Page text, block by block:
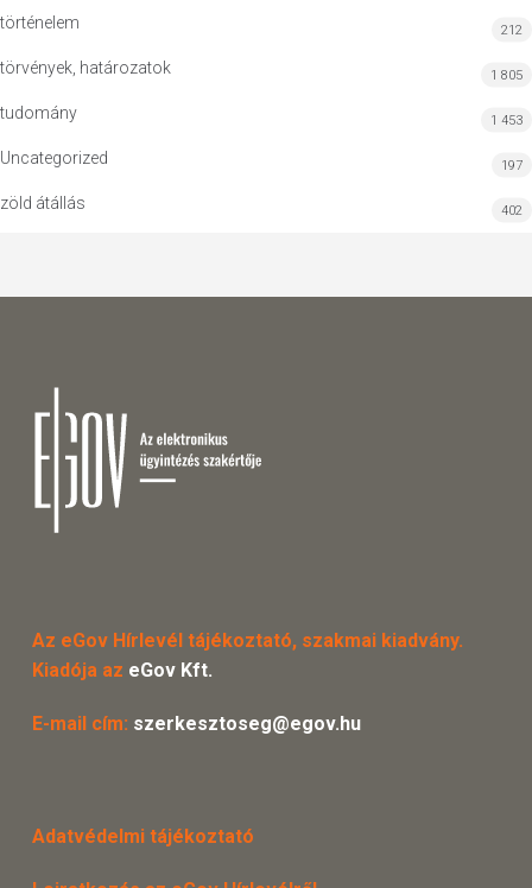
történelem 212
törvények, határozatok 1 805
tudomány 1 453
Uncategorized 197
zöld átállás 402
Az eGov Hírlevél tájékoztató, szakmai kiadvány.
Kiadója az eGov Kft.
E-mail cím: szerkesztoseg@egov.hu
Adatvédelmi tájékoztató